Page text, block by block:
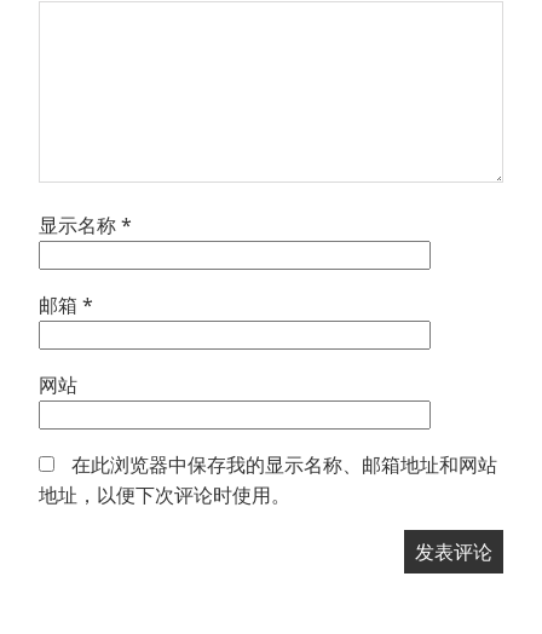
显示名称*
邮箱 *
网站
在此浏览器中保存我的显示名称、邮箱地址和网站
地址，以便下次评论时使用。